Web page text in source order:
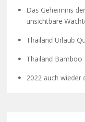
Das Geheimnis
unsichtbare
Thailand Urlaub
Thailand Bamboo
2022 auch wieder